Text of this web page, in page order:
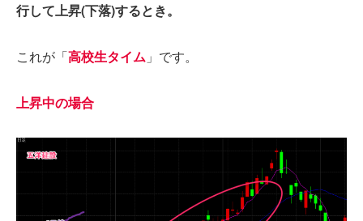
行して上昇(下落)するとき。
これが「高校生タイム 」です。
上昇中の場合